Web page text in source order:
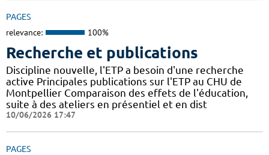
PAGES
relevance: 100%
Recherche et publications
Discipline nouvelle, l'ETP a besoin d'une recherche
active Principales publications sur l'ETP au CHU de
Montpellier Comparaison des effets de l'éducation,
suite à des ateliers en présentiel et en dist
10/06/2026 17:47
PAGES